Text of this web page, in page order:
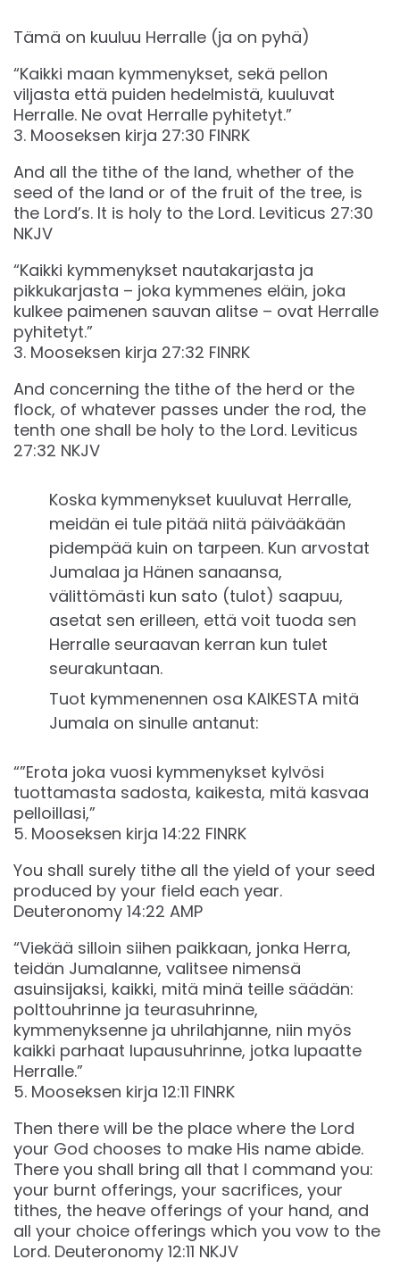
Tämä on kuuluu Herralle (ja on pyhä)
“Kaikki maan kymmenykset, sekä pellon
viljasta että puiden hedelmistä, kuuluvat
Herralle. Ne ovat Herralle pyhitetyt.”
‭‭3. Mooseksen kirja‬ ‭27‬:‭30‬ ‭FINRK‬‬
And all the tithe of the land, whether of the
seed of the land or of the fruit of the tree, is
the Lord’s. It is holy to the Lord. Leviticus 27:30
NKJV
“Kaikki kymmenykset nautakarjasta ja
pikkukarjasta – joka kymmenes eläin, joka
kulkee paimenen sauvan alitse – ovat Herralle
pyhitetyt.”
‭‭3. Mooseksen kirja‬ ‭27‬:‭32‬ ‭FINRK‬‬
And concerning the tithe of the herd or the
flock, of whatever passes under the rod, the
tenth one shall be holy to the Lord. Leviticus
27:32 NKJV
Koska kymmenykset kuuluvat Herralle,
meidän ei tule pitää niitä päivääkään
pidempää kuin on tarpeen. Kun arvostat
Jumalaa ja Hänen sanaansa,
välittömästi kun sato (tulot) saapuu,
asetat sen erilleen, että voit tuoda sen
Herralle seuraavan kerran kun tulet
seurakuntaan.
Tuot kymmenennen osa KAIKESTA mitä
Jumala on sinulle antanut:
“”Erota joka vuosi kymmenykset kylvösi
tuottamasta sadosta, kaikesta, mitä kasvaa
pelloillasi,”
‭‭5. Mooseksen kirja‬ ‭14‬:‭22‬ ‭FINRK‬‬
You shall surely tithe all the yield of your seed
produced by your field each year.
Deuteronomy 14:22 AMP
“Viekää silloin siihen paikkaan, jonka Herra,
teidän Jumalanne, valitsee nimensä
asuinsijaksi, kaikki, mitä minä teille säädän:
polttouhrinne ja teurasuhrinne,
kymmenyksenne ja uhrilahjanne, niin myös
kaikki parhaat lupausuhrinne, jotka lupaatte
Herralle.”
‭‭5. Mooseksen kirja‬ ‭12‬:‭11‬ ‭FINRK‬‬
Then there will be the place where the Lord
your God chooses to make His name abide.
There you shall bring all that I command you:
your burnt offerings, your sacrifices, your
tithes, the heave offerings of your hand, and
all your choice offerings which you vow to the
Lord. Deuteronomy 12:11 NKJV